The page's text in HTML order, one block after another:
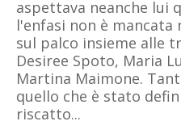
aspettava neanche lui
l'enfasi non è mancata
sul palco insieme alle
Desiree Spoto, Maria
Martina Maimone.
quello che è stato
riscatto...